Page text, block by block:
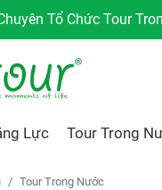
Tổ Chức Tour
Lực Tour Trong
Tour Trong Nước